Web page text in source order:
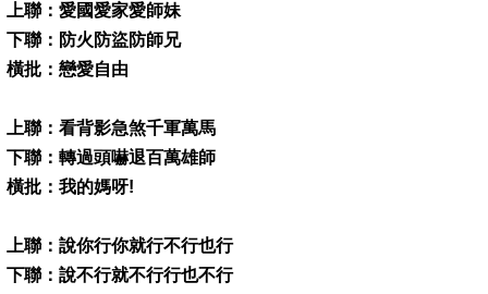
上聯：愛國愛家愛師妹
下聯：防火防盜防師兄
橫批：戀愛自由
上聯：看背影急煞千軍萬馬
下聯：轉過頭嚇退百萬雄師
橫批：我的媽呀!
上聯：說你行你就行不行也行
下聯：說不行就不行行也不行